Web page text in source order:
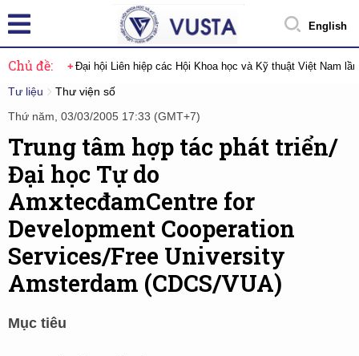
English
Chủ đề: Đại hội Liên hiệp các Hội Khoa học và Kỹ thuật Việt Nam
Tư liệu
Thư viện số
Thứ năm, 03/03/2005 17:33 (GMT+7)
Trung tâm hợp tác phát triển/
Đại học Tự do
AmxtecđamCentre for
Development Cooperation
Services/Free University
Amsterdam (CDCS/VUA)
Mục tiêu